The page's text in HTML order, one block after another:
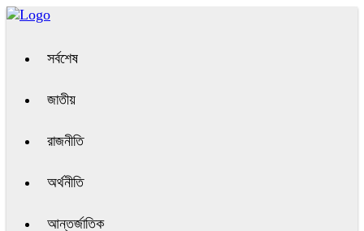
সর্বশেষ
জাতীয়
রাজনীতি
অর্থনীতি
আন্তর্জাতিক